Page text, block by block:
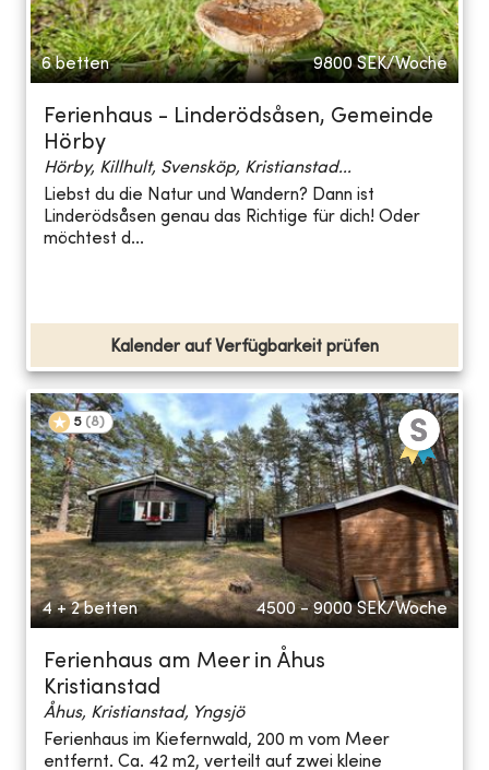
6 betten 9800 SEK/Woche
Ferienhaus - Linderödsåsen, Gemeinde
Hörby
Hörby, Killhult, Svensköp, Kristianstad...
Liebst du die Natur und Wandern? Dann ist
Linderödsåsen genau das Richtige für dich! Oder
möchtest d...
Kalender auf Verfügbarkeit prüfen
5 (8)
4 + 2 betten 4500 - 9000 SEK/Woche
Ferienhaus am Meer in Åhus
Kristianstad
Åhus, Kristianstad, Yngsjö
Ferienhaus im Kiefernwald, 200 m vom Meer
entfernt. Ca. 42 m2, verteilt auf zwei kleine